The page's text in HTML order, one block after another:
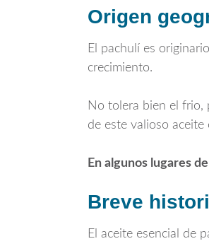
Origen
El pachulí es
crecimiento.
No tolera bien el frio,
de este valioso aceite
En algunos lugares
Breve
El aceite esencial de